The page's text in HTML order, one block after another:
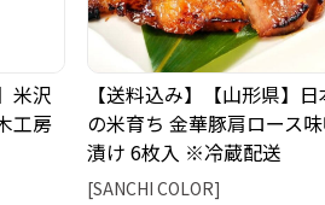
米沢
工房
【送料込み】【山形県】日
の米育ち 金華豚肩ロース
漬け 6枚入 ※冷蔵配送
[SANCHI COLOR]